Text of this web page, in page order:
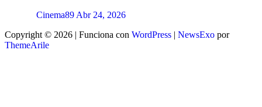
Cinema89 Abr 24, 2026
Copyright © 2026 | Funciona con WordPress | NewsExo por
ThemeArile